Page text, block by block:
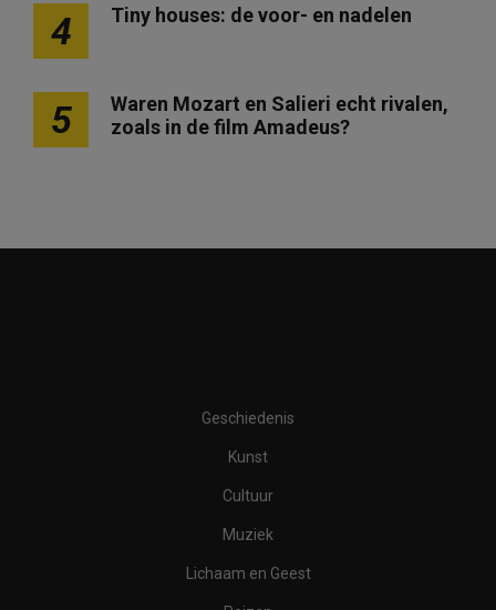
4 Tiny houses: de voor- en nadelen
5
Waren Mozart en Salieri echt rivalen,
zoals in de film Amadeus?
Geschiedenis
Kunst
Cultuur
Muziek
Lichaam en Geest